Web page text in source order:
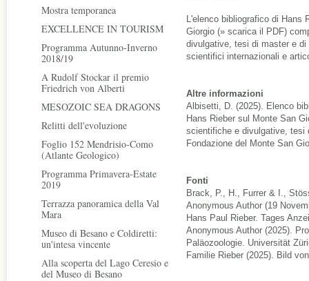
Mostra temporanea
EXCELLENCE IN TOURISM
Programma Autunno-Inverno
2018/19
A Rudolf Stockar il premio
Friedrich von Alberti
MESOZOIC SEA DRAGONS
Relitti dell'evoluzione
Foglio 152 Mendrisio-Como
(Atlante Geologico)
Programma Primavera-Estate
2019
Terrazza panoramica della Val
Mara
Museo di Besano e Coldiretti:
un'intesa vincente
Alla scoperta del Lago Ceresio e
del Museo di Besano
L'elenco bibliografico di Hans
Giorgio (» scarica il PDF)
divulgative, tesi di master e
scientifici internazionali e
Altre informazioni
Albisetti, D. (2025). Elenco
Hans Rieber sul Monte San
scientifiche e divulgative, tesi
Fondazione del Monte San
Fonti
Brack, P., H., Furrer & I.,
Anonymous Author (19
Hans Paul Rieber. Tages
Anonymous Author (2025).
Paläozoologie. Universität
Familie Rieber (2025). Bild